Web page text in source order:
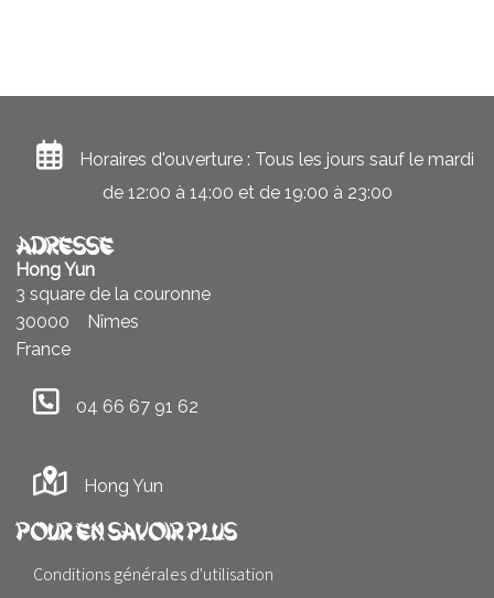
Horaires d'ouverture : Tous les jours sauf le mardi
de 12:00 à 14:00 et de 19:00 à 23:00
Adresse
Hong Yun
3 square de la couronne
30000
Nîmes
France
04 66 67 91 62
Hong Yun
Pour en savoir plus
Conditions générales d'utilisation